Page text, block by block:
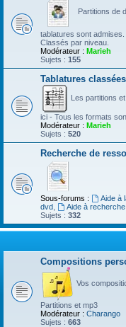
Partitions de
tablatures sont admises.
Classés par niveau.
Modérateur : Marieh
Sujets : 155
Tablatures
Les partitions
ici - Tous les formats
Modérateur : Marieh
Sujets : 520
Recherche de
Sous-forums : Aide à
dvd
Aide à
Sujets : 332
Compositions
Vos
Partitions et mp3
Modérateur : Charango
Sujets : 663